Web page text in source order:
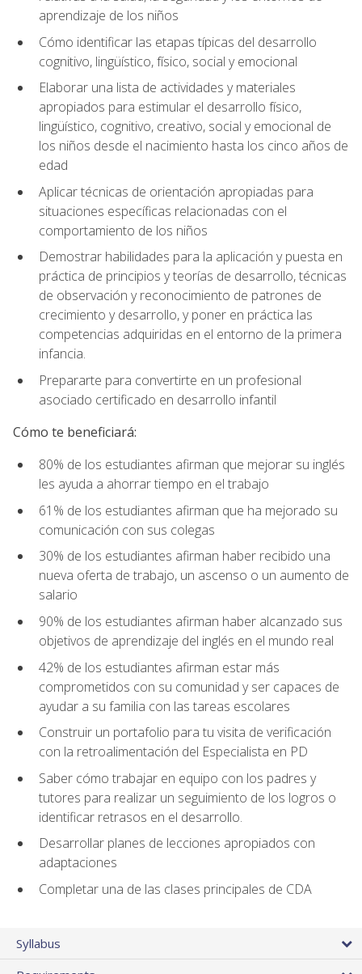
aprendizaje de los niños
Cómo identificar las etapas típicas del desarrollo
cognitivo, lingüístico, físico, social y emocional
Elaborar una lista de actividades y materiales
apropiados para estimular el desarrollo físico,
lingüístico, cognitivo, creativo, social y emocional de
los niños desde el nacimiento hasta los cinco años de
edad
Aplicar técnicas de orientación apropiadas para
situaciones específicas relacionadas con el
comportamiento de los niños
Demostrar habilidades para la aplicación y puesta en
práctica de principios y teorías de desarrollo, técnicas
de observación y reconocimiento de patrones de
crecimiento y desarrollo, y poner en práctica las
competencias adquiridas en el entorno de la primera
infancia.
Prepararte para convertirte en un profesional
asociado certificado en desarrollo infantil
Cómo te beneficiará:
80% de los estudiantes afirman que mejorar su inglés
les ayuda a ahorrar tiempo en el trabajo
61% de los estudiantes afirman que ha mejorado su
comunicación con sus colegas
30% de los estudiantes afirman haber recibido una
nueva oferta de trabajo, un ascenso o un aumento de
salario
90% de los estudiantes afirman haber alcanzado sus
objetivos de aprendizaje del inglés en el mundo real
42% de los estudiantes afirman estar más
comprometidos con su comunidad y ser capaces de
ayudar a su familia con las tareas escolares
Construir un portafolio para tu visita de verificación
con la retroalimentación del Especialista en PD
Saber cómo trabajar en equipo con los padres y
tutores para realizar un seguimiento de los logros o
identificar retrasos en el desarrollo.
Desarrollar planes de lecciones apropiados con
adaptaciones
Completar una de las clases principales de CDA
Syllabus